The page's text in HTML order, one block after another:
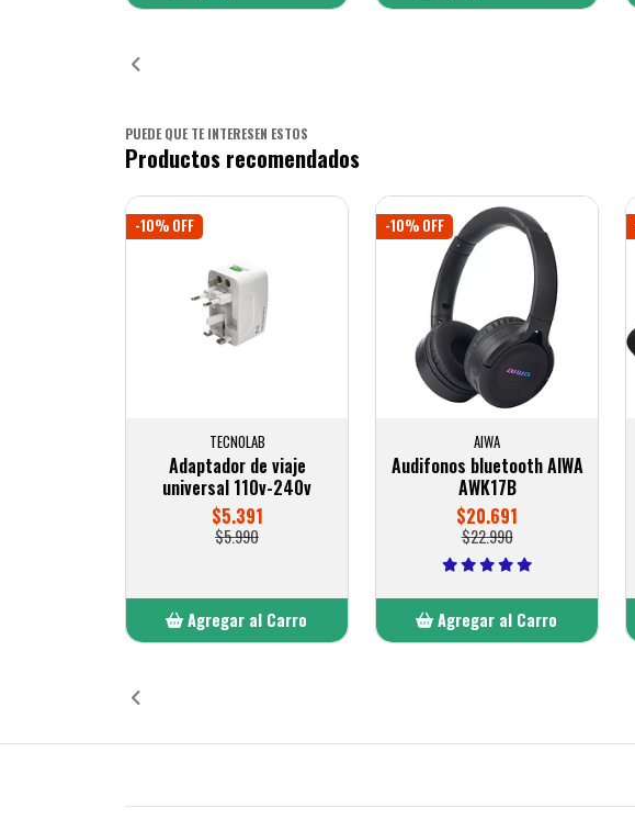
PUEDE QUE TE INTERESEN ESTOS
Productos recomendados
-10% OFF
TECNOLAB
Adaptador de viaje
universal 110v-240v
$5.391
$5.990
Agregar al Carro
-10% OFF
AIWA
Audifonos bluetooth AIWA
AWK17B
$20.691
$22.990
Agregar al Carro